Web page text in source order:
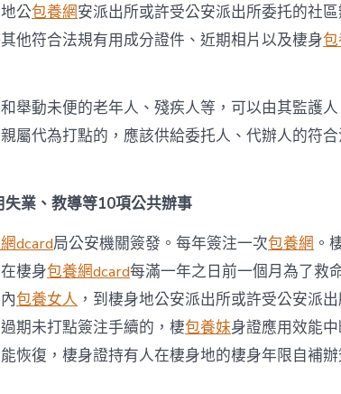
公包養網安派出所或許受公安派出所委托的社
他符合法規有用成分證件、近期相片以及棲身
舉動未便的老年人、殘疾人等，可以由其監護
屬代為打點的，應該供給委托人、代辦人的符
業、教導等10項公共辦事
dcard局公安機關簽發。每年簽注一次包養網 。
棲身包養網dcard每滿一年之日前一個月為了救
包養女人 ，到棲身地公安派出所或許受公安派
期未打點簽注手續的，棲包養妹身證應用效能
恢復，棲身證持有人在棲身地的棲身年限自補辦